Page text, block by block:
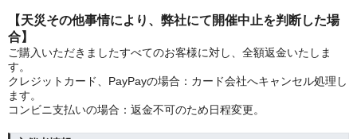
【天災その他事情により、弊社にて開催中止を判断した場
合】
ご購入いただきましたすべてのお客様に対し、全額返金いたしま
す。
クレジットカード、PayPayの場合：カード会社へキャンセル処理し
ます。
コンビニ支払いの場合：返金不可のため日程変更。